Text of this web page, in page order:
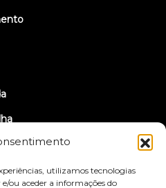
utilizamos tecnologias
ou aceder a informações do